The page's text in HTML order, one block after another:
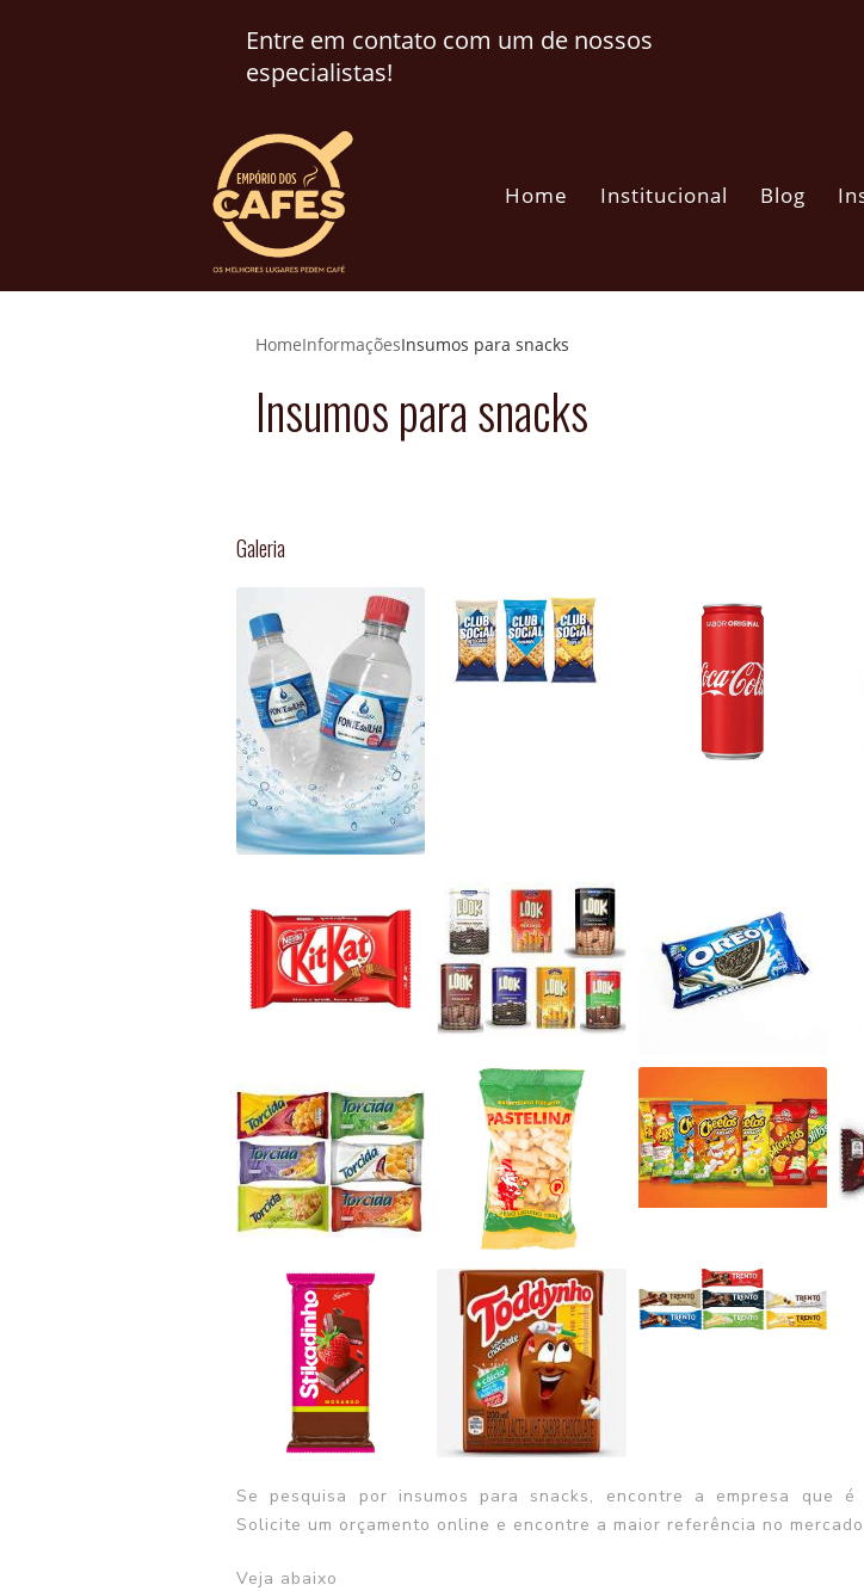
Entre em contato com um de nossos
especialistas!
Home Institucional Blog
HomeInformaçõesInsumos para snacks
Insumos para snacks
Galeria
Se pesquisa por insumos para snacks, encontre a empresa que é
Solicite um orçamento online e encontre a maior referência no
Veja abaixo